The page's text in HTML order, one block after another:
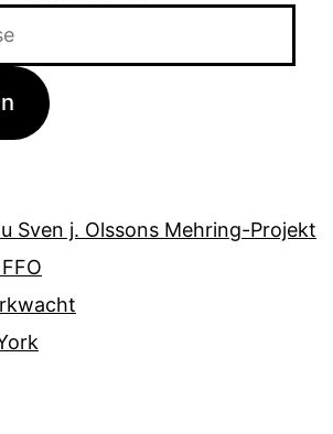
Sven j. Olssons Mehring-Projekt